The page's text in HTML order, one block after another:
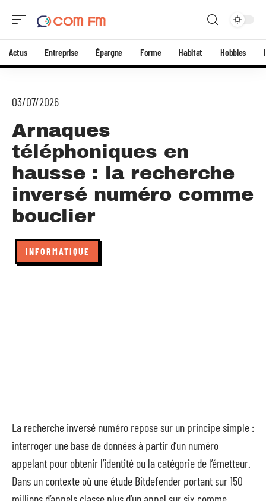
Actus Entreprise Épargne Forme Habitat Hobbies
03/07/2026
Arnaques
téléphoniques en
hausse : la recherche
inversé numéro comme
bouclier
INFORMATIQUE
La recherche inversé numéro repose sur un principe simple :
interroger une base de données à partir d’un numéro
appelant pour obtenir l’identité ou la catégorie de l’émetteur.
Dans un contexte où une étude Bitdefender portant sur 150